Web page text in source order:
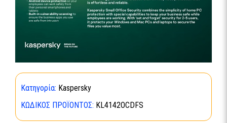
Κατηγορία: Kaspersky
ΚΩΔΙΚΌΣ ΠΡΟΪΌΝΤΟΣ: KL4142OCDFS